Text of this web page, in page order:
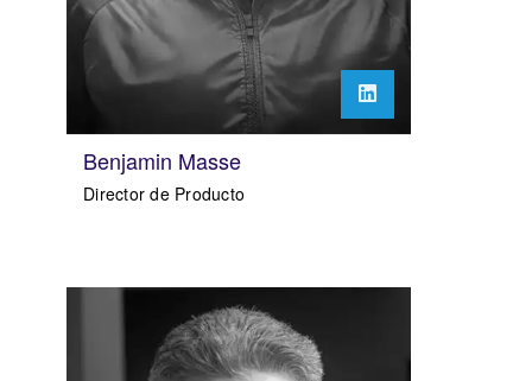
Benjamin Masse
Director de Producto